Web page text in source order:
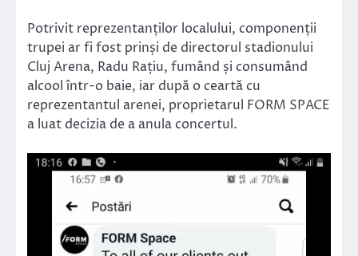
Potrivit reprezentanților localului, componenții
trupei ar fi fost prinși de directorul stadionului
Cluj Arena, Radu Rațiu, fumând și consumând
alcool într-o baie, iar după o ceartă cu
reprezentantul arenei, proprietarul FORM SPACE
a luat decizia de a anula concertul.